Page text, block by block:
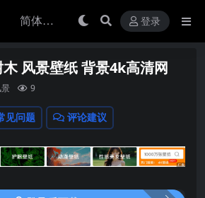
登录
风景壁纸 背景4k高清网
9
见问题 评论建议